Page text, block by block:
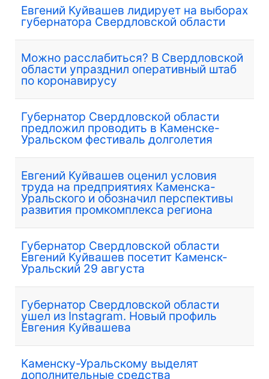
Евгений Куйвашев лидирует на выборах
губернатора Свердловской области
Можно расслабиться? В Свердловской
области упразднил оперативный штаб
по коронавирусу
Губернатор Свердловской области
предложил проводить в Каменске-
Уральском фестиваль долголетия
Евгений Куйвашев оценил условия
труда на предприятиях Каменска-
Уральского и обозначил перспективы
развития промкомплекса региона
Губернатор Свердловской области
Евгений Куйвашев посетит Каменск-
Уральский 29 августа
Губернатор Свердловской области
ушел из Instagram. Новый профиль
Евгения Куйвашева
Каменску-Уральскому выделят
дополнительные средства